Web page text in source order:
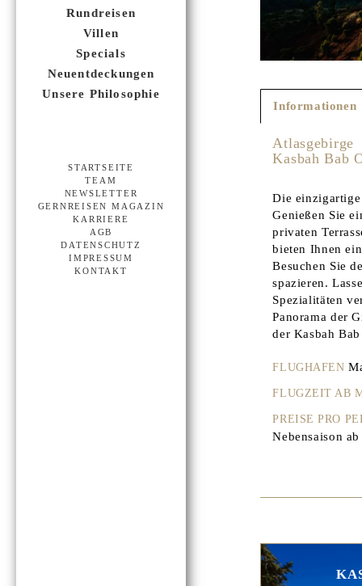
Rundreisen
Villen
Specials
Neuentdeckungen
Unsere Philosophie
STARTSEITE
TEAM
NEWSLETTER
GERNREISEN MAGAZIN
KARRIERE
AGB
DATENSCHUTZ
IMPRESSUM
KONTAKT
Informationen
Atlasgebirge
Kasbah Bab
Die
Genießen Sie
privaten
bieten Ihnen
Besuchen Sie
spazieren.
Spezialitäten
Panorama der
der Kasbah
FLUGHAFEN
FLUGZEIT AB
PREISE PRO
Nebensaison